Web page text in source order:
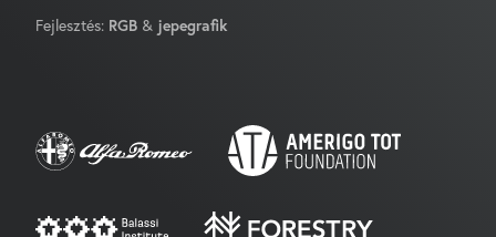
Fejlesztés: RGB & jepegrafik